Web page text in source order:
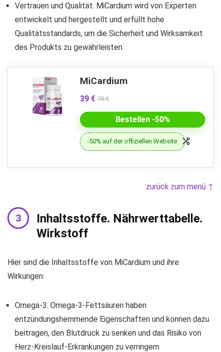
Vertrauen und Qualität: MiCardium wird von Experten
entwickelt und hergestellt und erfüllt hohe
Qualitätsstandards, um die Sicherheit und Wirksamkeit
des Produkts zu gewährleisten.
MiCardium
39 € 78 €
Bestellen -50%
-50% auf der offiziellen Website
zurück zum menü ↑
Inhaltsstoffe. Nährwerttabelle.
Wirkstoff
Hier sind die Inhaltsstoffe von MiCardium und ihre
Wirkungen:
Omega-3: Omega-3-Fettsäuren haben
entzündungshemmende Eigenschaften und können dazu
beitragen, den Blutdruck zu senken und das Risiko von
Herz-Kreislauf-Erkrankungen zu verringern.